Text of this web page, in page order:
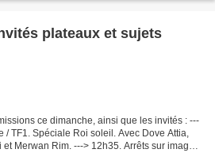
plateaux et sujets
ce dimanche, ainsi que les invités : ---
/ TF1. Spéciale Roi soleil. Avec Dove Attia,
Merwan Rim. ---> 12h35. Arrêts sur images